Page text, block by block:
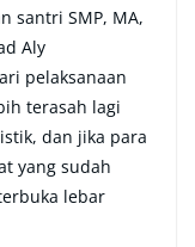
santri SMP, MA,
Aly
pelaksanaan
terasah lagi
dan jika para
yang sudah
lebar